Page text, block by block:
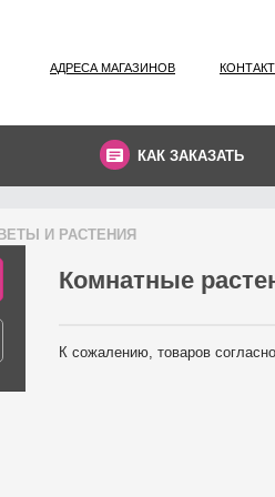
АДРЕСА МАГАЗИНОВ
КАК ЗАКАЗАТЬ
И РАСТЕНИЯ
Комнатные
К сожалению, товаров